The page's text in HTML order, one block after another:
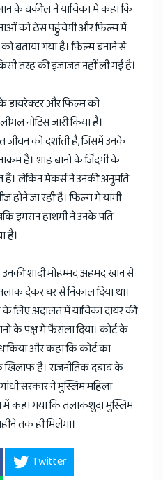
के वकील ने याचिका में कहा कि
को ठेस पहुंचेगी और फिल्म में
बताया गया है। फिल्म बनाने से
तरह की इजाजत नहीं ली गई है।
डायरेक्टर और फिल्म को
नोटिस जारी किया है।
जीवन को दर्शाती है, जिसमें उनके
हैं। शाह बानो के जिंदगी के
हैं। लेकिन मेकर्स ने उनकी अनुमति
होने जा रही है। फिल्म में यामी
इमरान हाशमी ने उनके पति
है।
उनकी शादी मोहम्मद अहमद खान से
देकर घर से निकाल दिया था।
लिए अदालत में याचिका दायर की
के पक्ष में फैसला दिया। कोर्ट के
और कहा कि कोर्ट का
है। राजनीतिक दबाव के
सरकार ने मुस्लिम महिला
में कहा गया कि तलाकशुदा मुस्लिम
तक ही मिलेगा।
Twitter